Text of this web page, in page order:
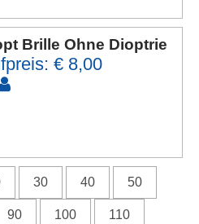
Brille Ohne Dioptrie
€ 8,00
30 40 50
90 100 110